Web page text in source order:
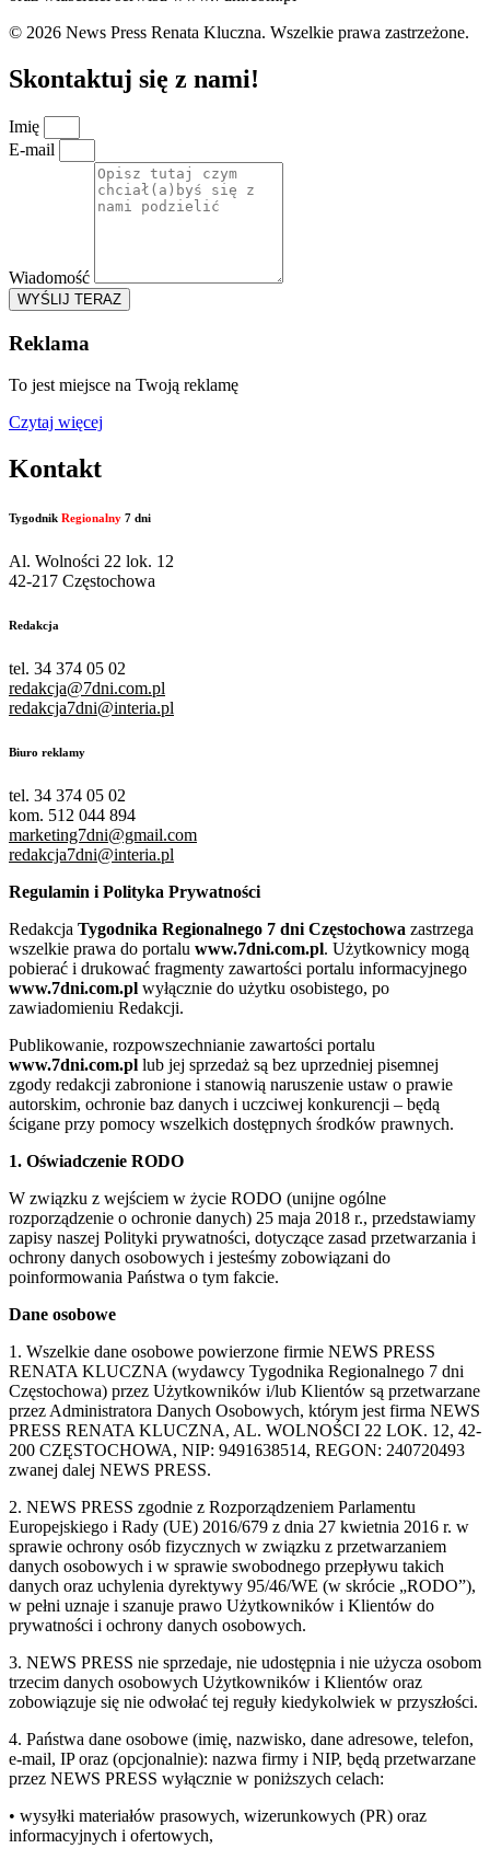
© 2026 News Press Renata Kluczna. Wszelkie prawa zastrzeżone.
Skontaktuj się z nami!
Imię
E-mail
Wiadomość
WYŚLIJ TERAZ
Reklama
To jest miejsce na Twoją reklamę
Czytaj więcej
Kontakt
Tygodnik Regionalny 7 dni
Al. Wolności 22 lok. 12
42-217 Częstochowa
Redakcja
tel. 34 374 05 02
redakcja@7dni.com.pl
redakcja7dni@interia.pl
Biuro reklamy
tel. 34 374 05 02
kom. 512 044 894
marketing7dni@gmail.com
redakcja7dni@interia.pl
Regulamin i Polityka Prywatności
Redakcja Tygodnika Regionalnego 7 dni Częstochowa zastrzega
wszelkie prawa do portalu www.7dni.com.pl. Użytkownicy mogą
pobierać i drukować fragmenty zawartości portalu informacyjnego
www.7dni.com.pl wyłącznie do użytku osobistego, po
zawiadomieniu Redakcji.
Publikowanie, rozpowszechnianie zawartości portalu
www.7dni.com.pl lub jej sprzedaż są bez uprzedniej pisemnej
zgody redakcji zabronione i stanowią naruszenie ustaw o prawie
autorskim, ochronie baz danych i uczciwej konkurencji – będą
ścigane przy pomocy wszelkich dostępnych środków prawnych.
1. Oświadczenie RODO
W związku z wejściem w życie RODO (unijne ogólne
rozporządzenie o ochronie danych) 25 maja 2018 r., przedstawiamy
zapisy naszej Polityki prywatności, dotyczące zasad przetwarzania i
ochrony danych osobowych i jesteśmy zobowiązani do
poinformowania Państwa o tym fakcie.
Dane osobowe
1. Wszelkie dane osobowe powierzone firmie NEWS PRESS
RENATA KLUCZNA (wydawcy Tygodnika Regionalnego 7 dni
Częstochowa) przez Użytkowników i/lub Klientów są przetwarzane
przez Administratora Danych Osobowych, którym jest firma NEWS
PRESS RENATA KLUCZNA, AL. WOLNOŚCI 22 LOK. 12, 42-
200 CZĘSTOCHOWA, NIP: 9491638514, REGON: 240720493
zwanej dalej NEWS PRESS.
2. NEWS PRESS zgodnie z Rozporządzeniem Parlamentu
Europejskiego i Rady (UE) 2016/679 z dnia 27 kwietnia 2016 r. w
sprawie ochrony osób fizycznych w związku z przetwarzaniem
danych osobowych i w sprawie swobodnego przepływu takich
danych oraz uchylenia dyrektywy 95/46/WE (w skrócie „RODO”),
w pełni uznaje i szanuje prawo Użytkowników i Klientów do
prywatności i ochrony danych osobowych.
3. NEWS PRESS nie sprzedaje, nie udostępnia i nie użycza osobom
trzecim danych osobowych Użytkowników i Klientów oraz
zobowiązuje się nie odwołać tej reguły kiedykolwiek w przyszłości.
4. Państwa dane osobowe (imię, nazwisko, dane adresowe, telefon,
e-mail, IP oraz (opcjonalnie): nazwa firmy i NIP, będą przetwarzane
przez NEWS PRESS wyłącznie w poniższych celach:
• wysyłki materiałów prasowych, wizerunkowych (PR) oraz
informacyjnych i ofertowych,